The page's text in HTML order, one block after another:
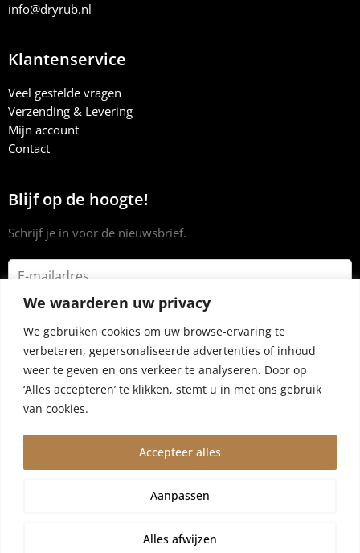
We waarderen uw privacy
We gebruiken cookies om uw browse-ervaring te
verbeteren, gepersonaliseerde advertenties of inhoud
weer te geven en ons verkeer te analyseren. Door op
‘Alles accepteren’ te klikken, stemt u in met ons gebruik
van cookies.
Aanpassen
Alles afwijzen
Accepteer alles
info@dryrub.nl
Klantenservice
Veel gestelde vragen
Verzending & Levering
Mijn account
Contact
Blijf op de hoogte!
Schrijf je in voor de nieuwsbrief.
© 2024 Dryrub.nl |